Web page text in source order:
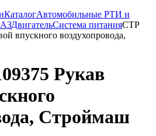
КаталогАвтомобильные РТИ и
ДвигательСистема питанияСТР
впускного воздухопровода,
Рукав
Строймаш